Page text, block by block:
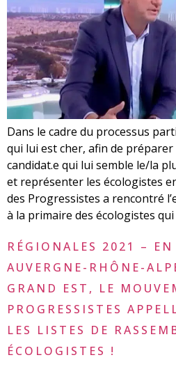
Dans le cadre du processus
qui lui est cher, afin de
candidat.e qui lui semble le/la
et représenter les écologistes
des Progressistes a rencontré
à la primaire des écologistes
RÉGIONALES 2021 –
AUVERGNE-RHÔNE-
GRAND EST, LE
PROGRESSISTES
LES LISTES DE
ÉCOLOGISTES !